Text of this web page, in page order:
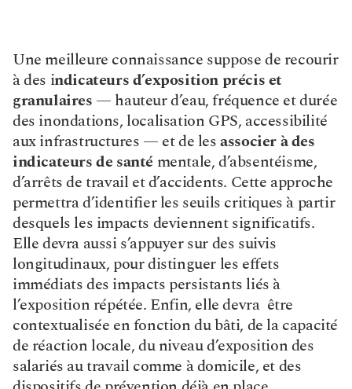
Une meilleure connaissance suppose de recourir
à des indicateurs d’exposition précis et
granulaires — hauteur d’eau, fréquence et durée
des inondations, localisation GPS, accessibilité
aux infrastructures — et de les associer à des
indicateurs de santé mentale, d’absentéisme,
d’arrêts de travail et d’accidents. Cette approche
permettra d’identifier les seuils critiques à partir
desquels les impacts deviennent significatifs.
Elle devra aussi s’appuyer sur des suivis
longitudinaux, pour distinguer les effets
immédiats des impacts persistants liés à
l’exposition répétée. Enfin, elle devra  être
contextualisée en fonction du bâti, de la capacité
de réaction locale, du niveau d’exposition des
salariés au travail comme à domicile, et des